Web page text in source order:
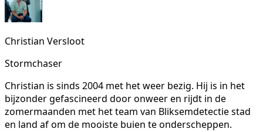
Christian Versloot
Stormchaser
Christian is sinds 2004 met het weer bezig. Hij is in het
bijzonder gefascineerd door onweer en rijdt in de
zomermaanden met het team van Bliksemdetectie stad
en land af om de mooiste buien te onderscheppen.